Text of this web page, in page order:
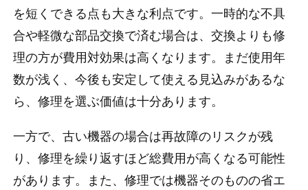
を短くできる点も大きな利点です。一時的な不具
合や軽微な部品交換で済む場合は、交換よりも修
理の方が費用対効果は高くなります。まだ使用年
数が浅く、今後も安定して使える見込みがあるな
ら、修理を選ぶ価値は十分あります。
一方で、古い機器の場合は再故障のリスクが残
り、修理を繰り返すほど総費用が高くなる可能性
があります。また、修理では機器そのものの省エ